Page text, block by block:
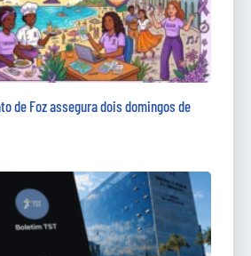
de Foz assegura dois domingos de